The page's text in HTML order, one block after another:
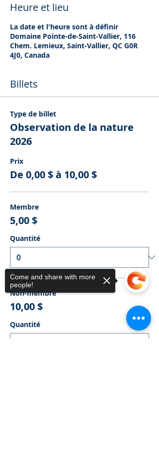
Heure et lieu
La date et l'heure sont à définir
Domaine Pointe-de-Saint-Vallier, 116
Chem. Lemieux, Saint-Vallier, QC G0R
4J0, Canada
Billets
Type de billet
Observation de la nature
2026
Prix
De 0,00 $ à 10,00 $
Membre
5,00 $
Quantité
Non-membre
10,00 $
Quantité
Come and share with more
people!